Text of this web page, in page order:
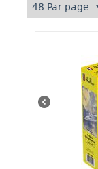
48 Par page